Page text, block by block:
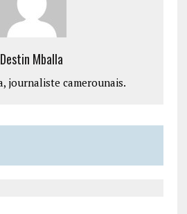
Destin Mballa
journaliste camerounais.